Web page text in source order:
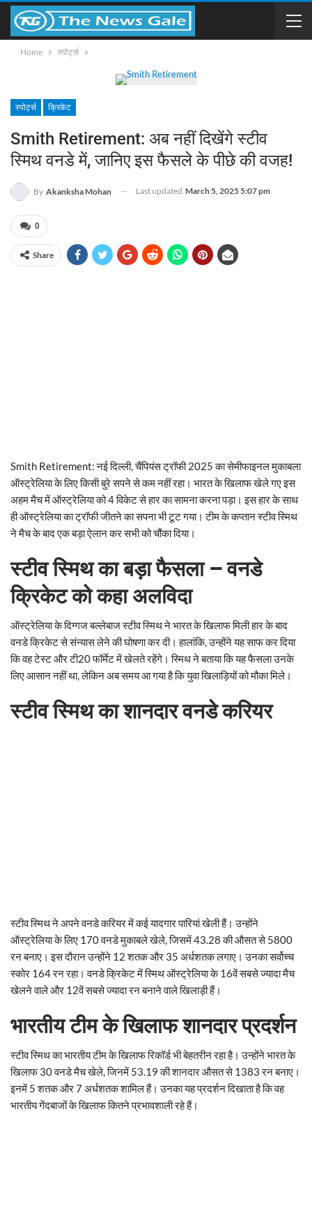
Home स्पोर्ट्स
स्पोर्ट्स क्रिकेट
Smith Retirement: अब नहीं दिखेंगे स्टीव
स्मिथ वनडे में, जानिए इस फैसले के पीछे की वजह!
By Akanksha Mohan Last updated March 5, 2025 5:07 pm
0
Share
Smith Retirement: नई दिल्ली, चैंपियंस ट्रॉफी 2025 का सेमीफाइनल मुकाबला
ऑस्ट्रेलिया के लिए किसी बुरे सपने से कम नहीं रहा। भारत के खिलाफ खेले गए इस
अहम मैच में ऑस्ट्रेलिया को 4 विकेट से हार का सामना करना पड़ा। इस हार के साथ
ही ऑस्ट्रेलिया का ट्रॉफी जीतने का सपना भी टूट गया। टीम के कप्तान स्टीव स्मिथ
ने मैच के बाद एक बड़ा ऐलान कर सभी को चौंका दिया।
स्टीव स्मिथ का बड़ा फैसला – वनडे
क्रिकेट को कहा अलविदा
ऑस्ट्रेलिया के दिग्गज बल्लेबाज स्टीव स्मिथ ने भारत के खिलाफ मिली हार के बाद
वनडे क्रिकेट से संन्यास लेने की घोषणा कर दी। हालांकि, उन्होंने यह साफ कर दिया
कि वह टेस्ट और टी20 फॉर्मेट में खेलते रहेंगे। स्मिथ ने बताया कि यह फैसला उनके
लिए आसान नहीं था, लेकिन अब समय आ गया है कि युवा खिलाड़ियों को मौका मिले।
स्टीव स्मिथ का शानदार वनडे करियर
स्टीव स्मिथ ने अपने वनडे करियर में कई यादगार पारियां खेली हैं। उन्होंने
ऑस्ट्रेलिया के लिए 170 वनडे मुकाबले खेले, जिसमें 43.28 की औसत से 5800
रन बनाए। इस दौरान उन्होंने 12 शतक और 35 अर्धशतक लगाए। उनका सर्वोच्च
स्कोर 164 रन रहा। वनडे क्रिकेट में स्मिथ ऑस्ट्रेलिया के 16वें सबसे ज्यादा मैच
खेलने वाले और 12वें सबसे ज्यादा रन बनाने वाले खिलाड़ी हैं।
भारतीय टीम के खिलाफ शानदार प्रदर्शन
स्टीव स्मिथ का भारतीय टीम के खिलाफ रिकॉर्ड भी बेहतरीन रहा है। उन्होंने भारत के
खिलाफ 30 वनडे मैच खेले, जिनमें 53.19 की शानदार औसत से 1383 रन बनाए।
इनमें 5 शतक और 7 अर्धशतक शामिल हैं। उनका यह प्रदर्शन दिखाता है कि वह
भारतीय गेंदबाजों के खिलाफ कितने प्रभावशाली रहे हैं।